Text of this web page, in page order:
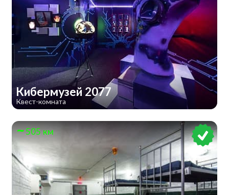
Кибермузей 2077
Квест-комната
505 км